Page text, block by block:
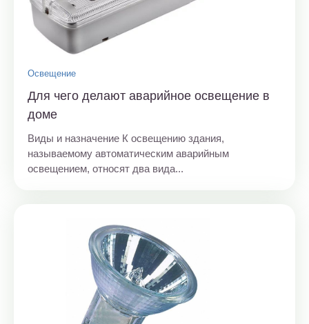
Освещение
Для чего делают аварийное освещение в
доме
Виды и назначение К освещению здания,
называемому автоматическим аварийным
освещением, относят два вида...